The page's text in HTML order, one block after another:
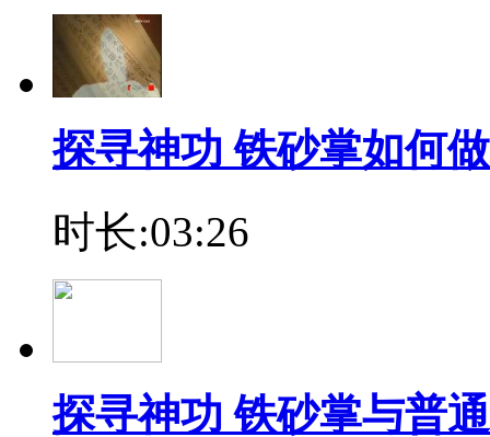
探寻神功 铁砂掌如何
时长:03:26
探寻神功 铁砂掌与普